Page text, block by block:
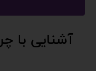
آشنایی با